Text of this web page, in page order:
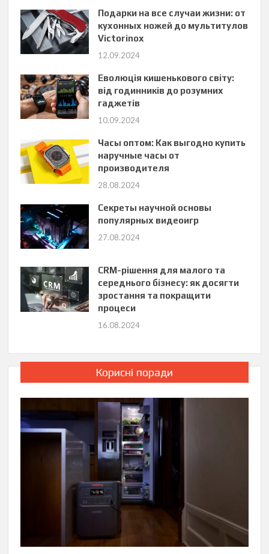
Подарки на все случаи жизни: от
кухонных ножей до мультитулов
Victorinox
12.09.2024
Еволюція кишенькового світу:
від годинників до розумних
гаджетів
10.09.2024
Часы оптом: Как выгодно купить
наручные часы от
производителя
28.08.2024
Секреты научной основы
популярных видеоигр
27.08.2024
CRM-рішення для малого та
середнього бізнесу: як досягти
зростання та покращити
процеси
16.08.2024
Корисні поради